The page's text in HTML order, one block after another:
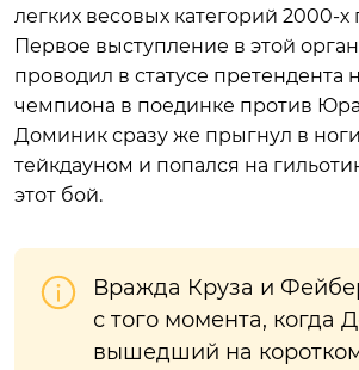
легких весовых категорий 2000-х
Первое выступление в этой
проводил в статусе претендента
чемпиона в поединке против
Доминик сразу же прыгнул в
тейкдауном и попался на
этот бой.
Вражда Круза и
с того момента, когда
вышедший на